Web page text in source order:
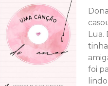
Lua.
foi